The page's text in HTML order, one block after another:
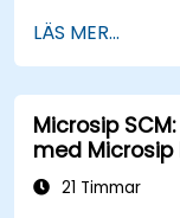
Supply
Tillämpa
hantering
scenarier
LÄS MER...
Microsip
med Microsip
21 Timmar